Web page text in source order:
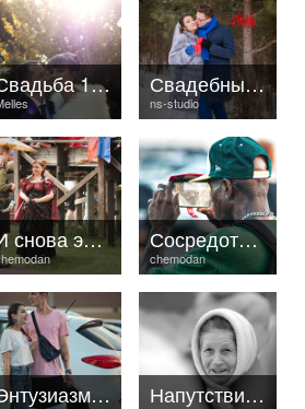
Свадьба 12.08
ns-studio
Свадебные фотографии
И снова этот влюблённый взгляд
chemodan
Сосредоточенность
Энтузиазм и скепсис Напутствие молодоженам